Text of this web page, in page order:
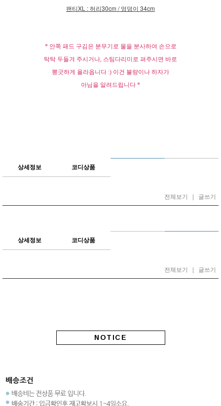
팬티XL : 허리30cm / 엉덩이 34cm
* 안쪽 패드 구김은 분무기로 물을 분사하여 손으로
탁탁 두들겨 주시거나, 스팀다리미로 펴주시면 바로
뽕긋하게 올라옵니다 :) 이건 불량이나 하자가
아님을 알려드립니다 *
상세정보 코디상품
전체보기 | 글쓰기
상세정보 코디상품
전체보기 | 글쓰기
NOTICE